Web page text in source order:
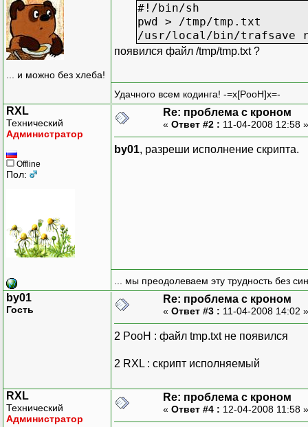
... и можно без хлеба!
#!/bin/sh
pwd > /tmp/tmp.txt
/usr/local/bin/trafsave
появился файл /tmp/tmp.txt ?
Удачного всем кодинга! -=x[PooH]x=-
RXL
Технический
Администратор
Offline
Пол:
Re: проблема с кроном
« Ответ #2 : 11-04-2008 12:58
by01, разреши исполнение скрипта.
... мы преодолеваем эту трудность без
by01
Гость
Re: проблема с кроном
« Ответ #3 : 11-04-2008 14:02
2 PooH : файл tmp.txt не появился
2 RXL : скрипт исполняемый
RXL
Технический
Администратор
Re: проблема с кроном
« Ответ #4 : 12-04-2008 11:58